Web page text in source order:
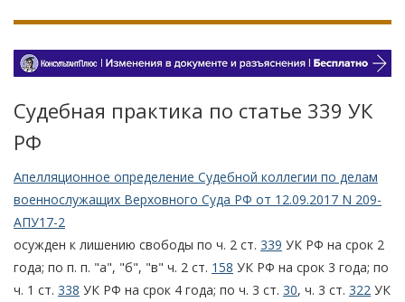
Судебная практика по статье 339 УК
РФ
Апелляционное определение Судебной коллегии по делам
военнослужащих Верховного Суда РФ от 12.09.2017 N 209-
АПУ17-2
осужден к лишению свободы по ч. 2 ст. 339 УК РФ на срок 2
года; по п. п. "а", "б", "в" ч. 2 ст. 158 УК РФ на срок 3 года; по
ч. 1 ст. 338 УК РФ на срок 4 года; по ч. 3 ст. 30, ч. 3 ст. 322 УК